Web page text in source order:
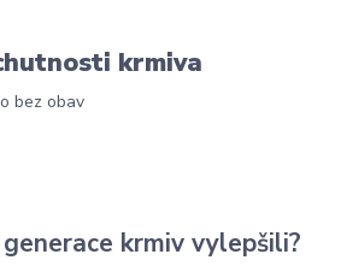
krmiva
bez obav
krmiv vylepšili?